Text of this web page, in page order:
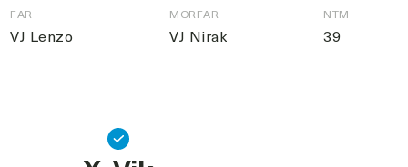
FAR
VJ Lenzo
MORFAR
VJ Nirak
NTM
39